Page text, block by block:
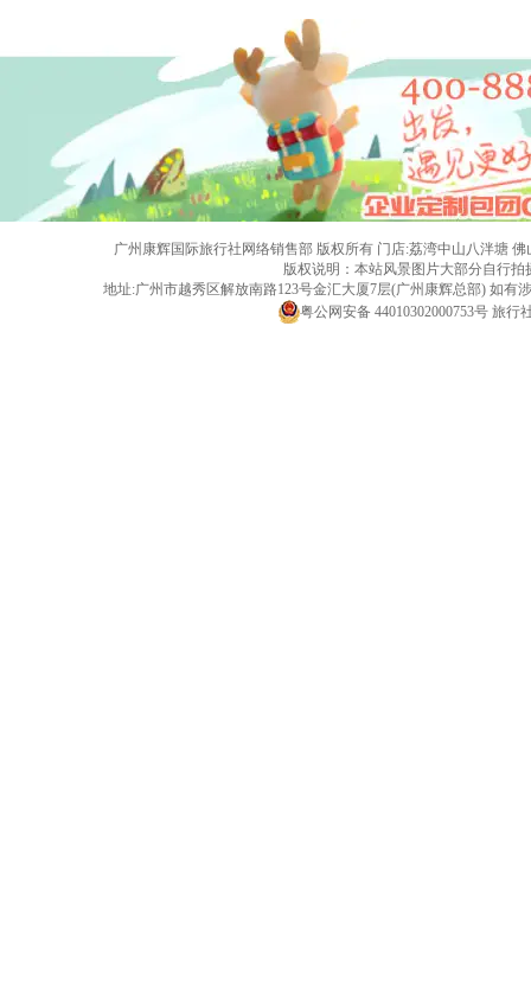
广州康辉国际旅行社网络销售部 版权所有 门店:荔湾中山八泮塘 佛
版权说明：本站风景图片大部分自行
地址:广州市越秀区解放南路123号金汇大厦7层(广州康辉总部) 如
粤公网安备 44010302000753号 旅行